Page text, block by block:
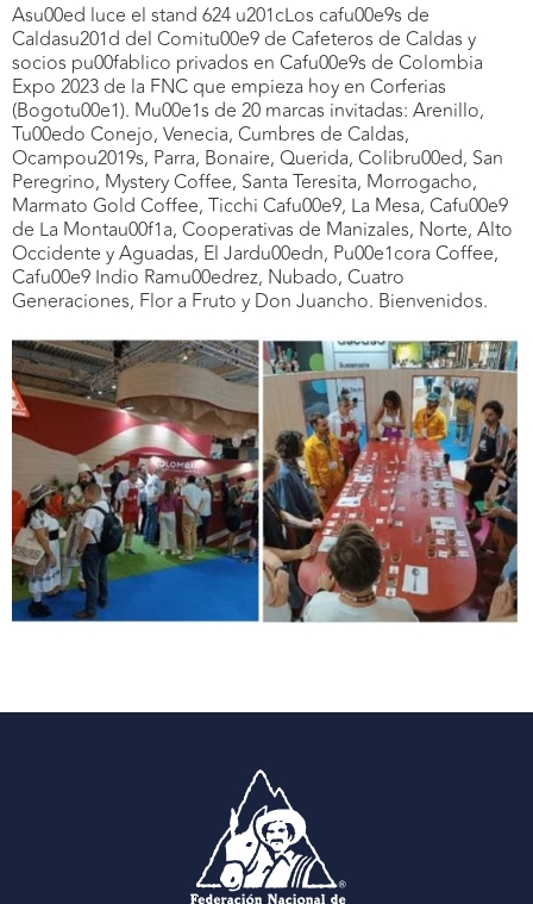
Asu00ed luce el stand 624 u201cLos cafu00e9s de
Caldasu201d del Comitu00e9 de Cafeteros de Caldas y
socios pu00fablico privados en Cafu00e9s de Colombia
Expo 2023 de la FNC que empieza hoy en Corferias
(Bogotu00e1). Mu00e1s de 20 marcas invitadas: Arenillo,
Tu00edo Conejo, Venecia, Cumbres de Caldas,
Ocampou2019s, Parra, Bonaire, Querida, Colibru00ed, San
Peregrino, Mystery Coffee, Santa Teresita, Morrogacho,
Marmato Gold Coffee, Ticchi Cafu00e9, La Mesa, Cafu00e9
de La Montau00f1a, Cooperativas de Manizales, Norte, Alto
Occidente y Aguadas, El Jardu00edn, Pu00e1cora Coffee,
Cafu00e9 Indio Ramu00edrez, Nubado, Cuatro
Generaciones, Flor a Fruto y Don Juancho. Bienvenidos.